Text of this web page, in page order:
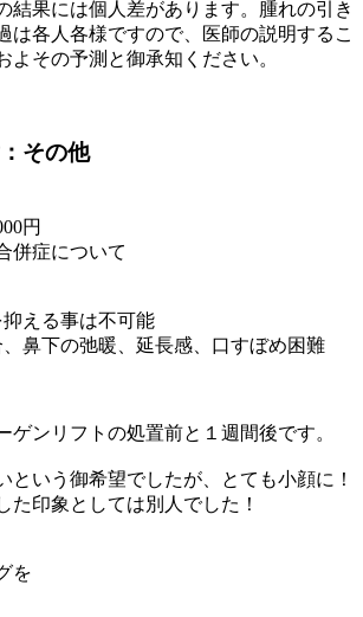
結果には個人差があります。腫れの引き
は各人各様ですので、医師の説明するこ
よその予測と御承知ください。
その他
円
併症について
える事は不可能
鼻下の弛暖、延長感、口すぼめ困難
ゲンリフトの処置前と１週間後です。
という御希望でしたが、とても小顔に！
た印象としては別人でした！
を